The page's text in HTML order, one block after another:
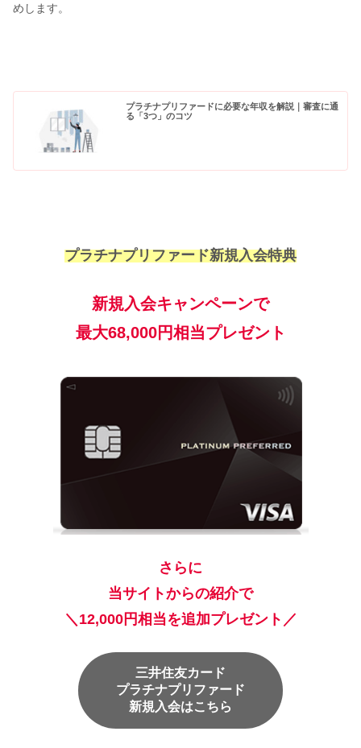
めします。
プラチナプリファードに必要な年収を解説｜審査に通
る「3つ」のコツ
プラチナプリファード新規入会特典
新規入会キャンペーンで
最大68,000円相当プレゼント
さらに
当サイトからの紹介で
＼12,000円相当を追加プレゼント／
三井住友カード
プラチナプリファード
新規入会はこちら